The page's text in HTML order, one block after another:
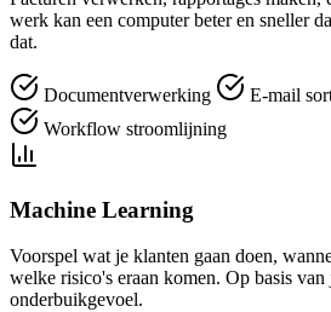
werk kan een computer beter en sneller
dat.
Documentverwerking E-mail
Workflow stroomlijning
Machine Learning
Voorspel wat je klanten gaan doen,
welke risico's eraan komen. Op basis van
onderbuikgevoel.